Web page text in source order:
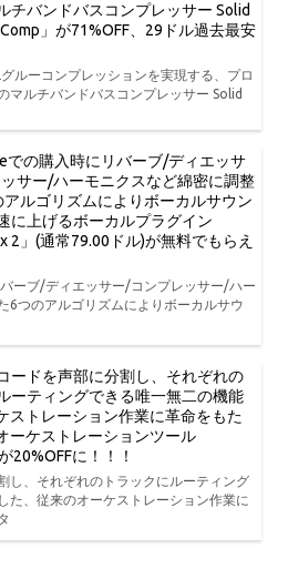
チバンドバスコンプレッサー Solid
」が71%OFF、29ドル過去最安
グルーコンプレッションを実現する、プロ
マルチバンドバスコンプレッサー Solid
での購入時にリバーブ/ディエッサ
サー/ハーモニクスなど綿密に調整
アルゴリズムによりボーカルサウン
に上げるボーカルプラグイン
2」(通常79.00ドル)が無料でもらえ
ーブ/ディエッサー/コンプレッサー/ハー
6つのアルゴリズムによりボーカルサウ
ードを声部に分割し、それぞれの
ーティングできる唯一無二の機能
ストレーション作業に革命をもた
ーケストレーションツール
20%OFFに！！！
し、それぞれのトラックにルーティング
た、従来のオーケストレーション作業に